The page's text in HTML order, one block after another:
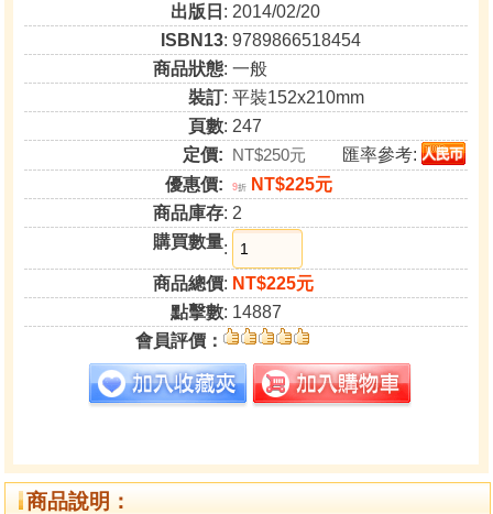
出版日 : 2014/02/20
ISBN13: 9789866518454
商品狀態: 一般
裝訂: 平裝152x210mm
頁數: 247
定價: NT$250元
匯率參考:
優惠價:
9折
NT$225元
商品庫存: 2
購買數量:
商品總價: NT$225元
點擊數: 14887
會員評價：
商品說明：